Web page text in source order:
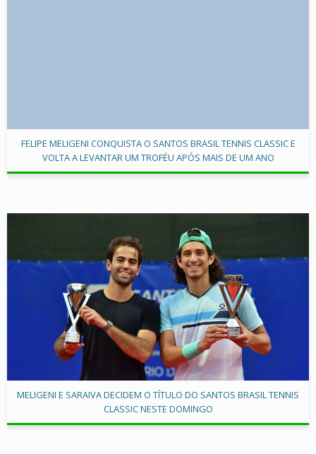
FELIPE MELIGENI CONQUISTA O SANTOS BRASIL TENNIS CLASSIC E
VOLTA A LEVANTAR UM TROFÉU APÓS MAIS DE UM ANO
MELIGENI E SARAIVA DECIDEM O TÍTULO DO SANTOS BRASIL TENNIS
CLASSIC NESTE DOMINGO